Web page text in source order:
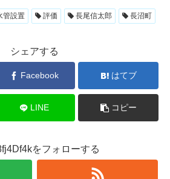
管設置 評価 長尾信太郎 長沼町
シェアする
Facebook はてブ
LINE コピー
をフォローする